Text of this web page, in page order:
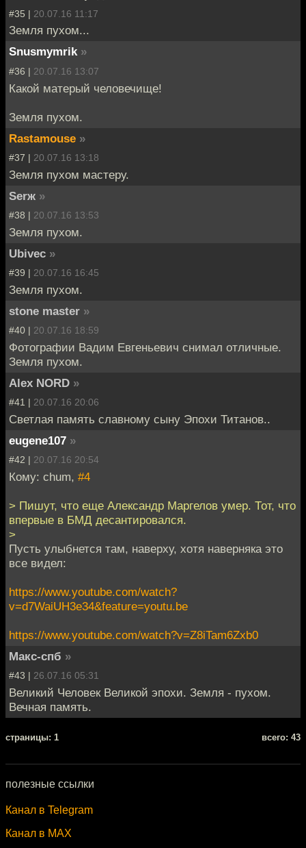
#35 | 20.07.16 11:17
Земля пухом...
Snusmymrik »
#36 | 20.07.16 13:07
Какой матерый человечище!
Земля пухом.
Rastamouse »
#37 | 20.07.16 13:18
Земля пухом мастеру.
Serж »
#38 | 20.07.16 13:53
Земля пухом.
Ubivec »
#39 | 20.07.16 16:45
Земля пухом.
stone master »
#40 | 20.07.16 18:59
Фотографии Вадим Евгеньевич снимал отличные.
Земля пухом.
Alex NORD »
#41 | 20.07.16 20:06
Светлая память славному сыну Эпохи Титанов..
eugene107 »
#42 | 20.07.16 20:54
Кому: chum, #4
> Пишут, что еще Александр Маргелов умер. Тот, что
впервые в БМД десантировался.
>
Пусть улыбнется там, наверху, хотя наверняка это
все видел:
https://www.youtube.com/watch?
v=d7WaiUH3e34&feature=youtu.be
https://www.youtube.com/watch?v=Z8iTam6Zxb0
Макс-спб »
#43 | 26.07.16 05:31
Великий Человек Великой эпохи. Земля - пухом.
Вечная память.
cтраницы: 1 всего: 43
полезные ссылки
Канал в Telegram
Канал в MAX